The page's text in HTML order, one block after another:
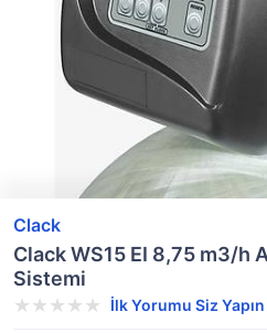
Clack
Clack WS15 EI 8,75 m3/h
Sistemi
İlk Yorumu Siz Yapın